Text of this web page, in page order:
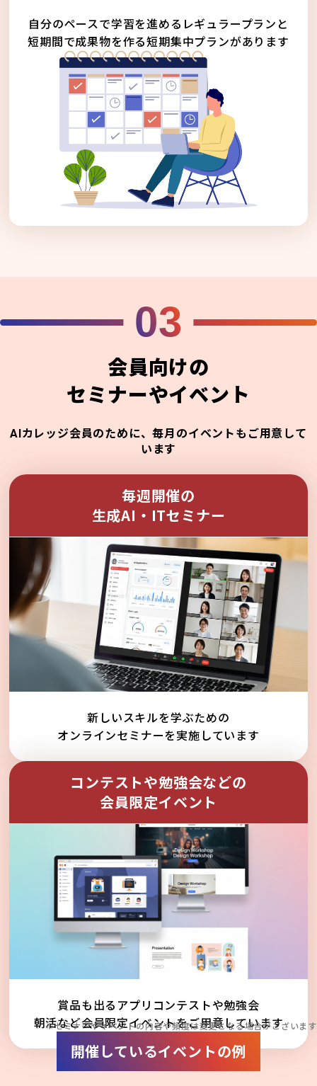
自分のペースで学習を進めるレギュラープランと
短期間で成果物を作る短期集中プランがあります
03
会員向けの
セミナーやイベント
AIカレッジ会員のために、毎月のイベントもご用意して
います
毎週開催の
生成AI・ITセミナー
新しいスキルを学ぶための
オンラインセミナーを実施しています
コンテストや勉強会などの
会員限定イベント
賞品も出るアプリコンテストや勉強会
朝活など会員限定イベントをご用意しています
※セミナーやイベントの内容や頻度は変更となる場合がございます
開催しているイベントの例